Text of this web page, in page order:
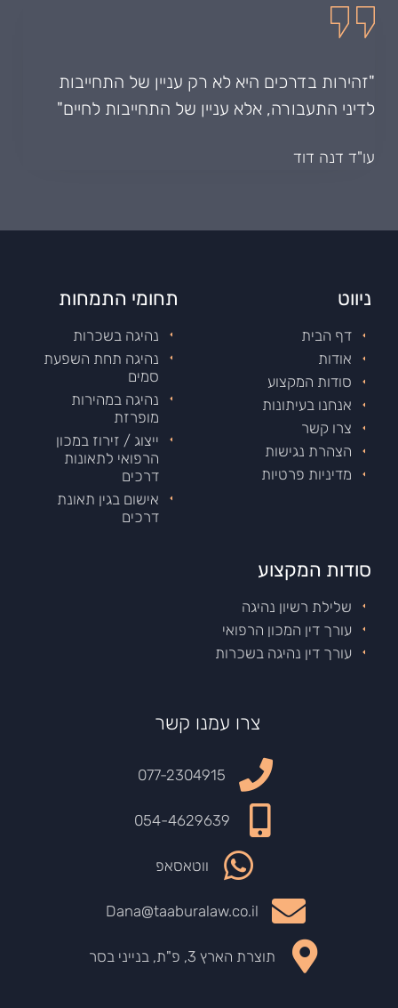
"זהירות בדרכים היא לא רק עניין של התחייבות
לדיני התעבורה, אלא עניין של התחייבות לחיים"
עו"ד דנה דוד
ניווט
דף הבית
אודות
סודות המקצוע
אנחנו בעיתונות
צרו קשר
הצהרת נגישות
מדיניות פרטיות
תחומי התמחות
נהיגה בשכרות
נהיגה תחת השפעת
סמים
נהיגה במהירות
מופרזת
ייצוג / זירוז במכון
הרפואי לתאונות
דרכים
אישום בגין תאונת
דרכים
סודות המקצוע
שלילת רשיון נהיגה
עורך דין המכון הרפואי
עורך דין נהיגה בשכרות
צרו עמנו קשר
077-2304915
054-4629639
ווטאסאפ
Dana@taaburalaw.co.il
תוצרת הארץ 3, פ"ת, בנייני בסר